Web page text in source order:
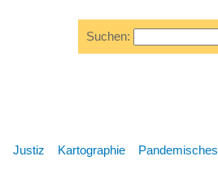
Suchen:
Justiz Kartographie
Pandemisches